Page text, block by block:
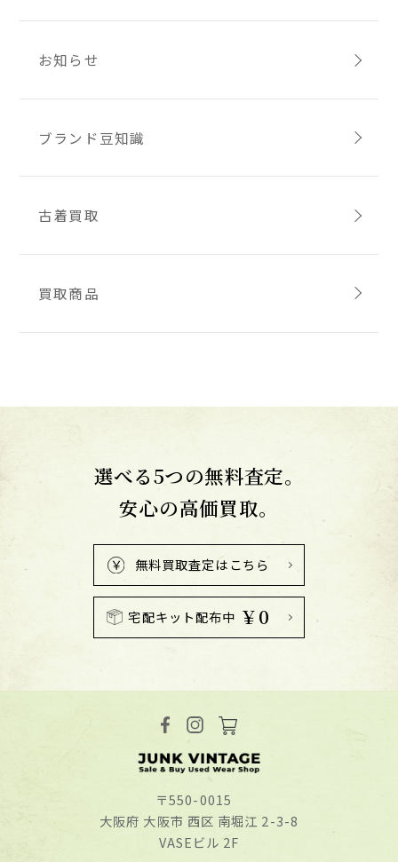
お知らせ
ブランド豆知識
古着買取
買取商品
選べる5つの無料査定。
安心の高価買取。
無料買取査定はこちら
宅配キット配布中 ￥0
〒550-0015
⼤阪府 ⼤阪市 ⻄区 南堀江 2-3-8
VASEビル 2F